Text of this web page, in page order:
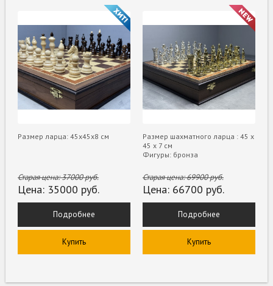
Размер ларца: 45х45х8 см
Старая цена:37000руб.
Цена: 35000 руб.
Подробнее
Купить
Размер шахматного ларца : 45 х
45 х 7 см
Фигуры: бронза
Старая цена:69900руб.
Цена: 66700 руб.
Подробнее
Купить